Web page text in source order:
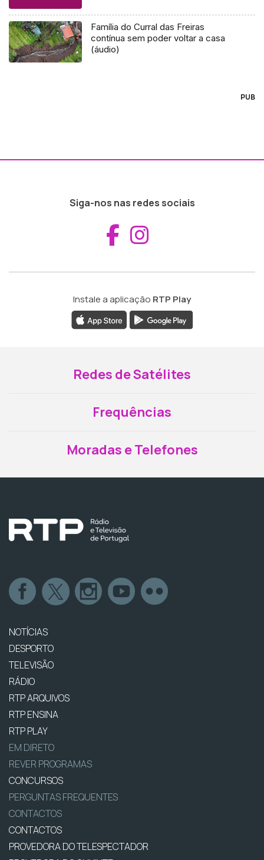
Família do Curral das Freiras
contínua sem poder voltar a casa
(áudio)
PUB
Siga-nos nas redes sociais
Aceder ao
Instale a aplicação RTP Play
Redes de Satélites
Frequências
Moradas e Telefones
NOTÍCIAS
DESPORTO
TELEVISÃO
RÁDIO
RTP ARQUIVOS
RTP ENSINA
RTP PLAY
EM DIRETO
REVER PROGRAMAS
CONCURSOS
PERGUNTAS FREQUENTES
CONTACTOS
CONTACTOS
PROVEDORA DO TELESPECTADOR